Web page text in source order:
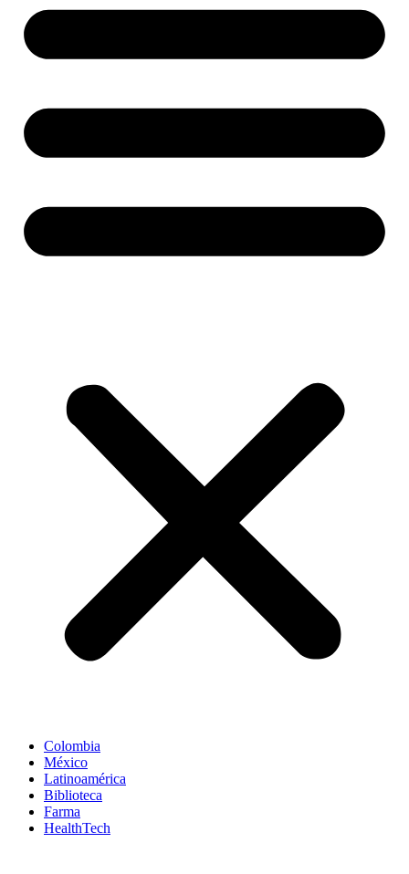
Colombia
México
Latinoamérica
Biblioteca
Farma
HealthTech